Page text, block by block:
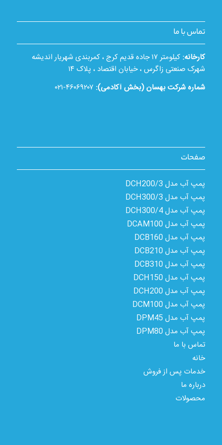
تماس با ما
کارخانه:
کیلومتر ۱۷ جاده قدیم کرج ، کمربندی شهریار اندیشه
شهرک صنعتی زاگرس ، خیابان اقتصاد ، پلاک ۱۴
شماره شرکت بهسان (بخش آکادمی): ۴۶۰۶۹۲۰۷-۰۲۱
صفحات
پمپ آب مدل 3/DCH200
پمپ آب مدل 3/DCH300
پمپ آب مدل 4/DCH300
پمپ آب مدل DCAM100
پمپ آب مدل DCB160
پمپ آب مدل DCB210
پمپ آب مدل DCB310
پمپ آب مدل DCH150
پمپ آب مدل DCH200
پمپ آب مدل DCM100
پمپ آب مدل DPM45
پمپ آب مدل DPM80
تماس با ما
خانه
خدمات پس از فروش
درباره ما
محصولات